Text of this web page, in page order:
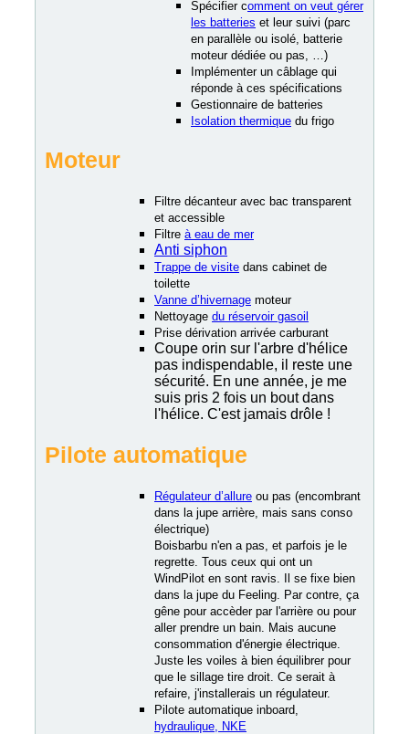
Spécifier comment on veut gérer
les batteries et leur suivi (parc
en parallèle ou isolé, batterie
moteur dédiée ou pas, …)
Implémenter un câblage qui
réponde à ces spécifications
Gestionnaire de batteries
Isolation thermique du frigo
Moteur
Filtre décanteur avec bac transparent
et accessible
Filtre à eau de mer
Anti siphon
Trappe de visite dans cabinet de
toilette
Vanne d’hivernage moteur
Nettoyage du réservoir gasoil
Prise dérivation arrivée carburant
Coupe orin sur l'arbre d'hélice
pas indispendable, il reste une
sécurité. En une année, je me
suis pris 2 fois un bout dans
l'hélice. C'est jamais drôle !
Pilote automatique
Régulateur d’allure ou pas (encombrant
dans la jupe arrière, mais sans conso
électrique)
Boisbarbu n'en a pas, et parfois je le
regrette. Tous ceux qui ont un
WindPilot en sont ravis. Il se fixe bien
dans la jupe du Feeling. Par contre, ça
gêne pour accèder par l'arrière ou pour
aller prendre un bain. Mais aucune
consommation d'énergie électrique.
Juste les voiles à bien équilibrer pour
que le sillage tire droit. Ce serait à
refaire, j'installerais un régulateur.
Pilote automatique inboard,
hydraulique, NKE